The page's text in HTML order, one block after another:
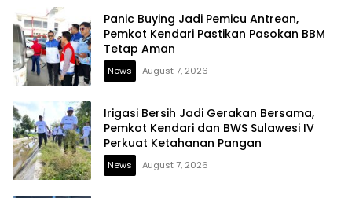
Panic Buying Jadi Pemicu Antrean,
Pemkot Kendari Pastikan Pasokan BBM
Tetap Aman
News August 7, 2026
Irigasi Bersih Jadi Gerakan Bersama,
Pemkot Kendari dan BWS Sulawesi IV
Perkuat Ketahanan Pangan
News August 7, 2026